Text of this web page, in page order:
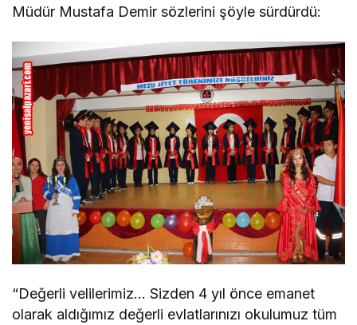
Müdür Mustafa Demir sözlerini şöyle sürdürdü:
“Değerli velilerimiz… Sizden 4 yıl önce emanet
olarak aldığımız değerli evlatlarınızı okulumuz tüm